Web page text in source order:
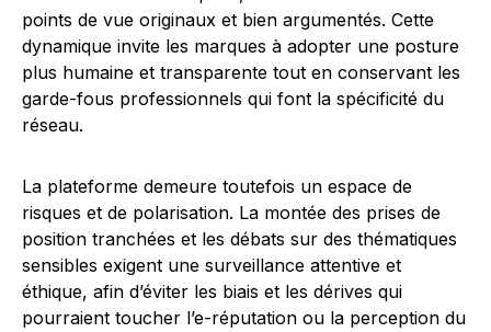
points de vue originaux et bien argumentés. Cette
dynamique invite les marques à adopter une posture
plus humaine et transparente tout en conservant les
garde-fous professionnels qui font la spécificité du
réseau.
La plateforme demeure toutefois un espace de
risques et de polarisation. La montée des prises de
position tranchées et les débats sur des thématiques
sensibles exigent une surveillance attentive et
éthique, afin d’éviter les biais et les dérives qui
pourraient toucher l’e-réputation ou la perception du